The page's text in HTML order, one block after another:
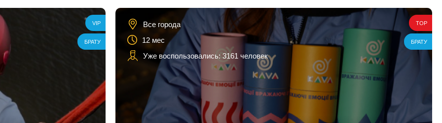
VIP
БРАТУ
Все города
12 мес
Уже воспользовались: 3161 человек
TOP
БРАТУ